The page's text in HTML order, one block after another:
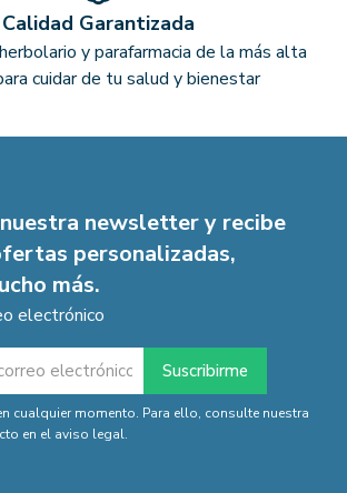
Calidad Garantizada
y parafarmacia de la más alta
cuidar de tu salud y bienestar
newsletter y recibe
personalizadas,
más.
electrónico
cualquier momento. Para ello, consulte nuestra
en el aviso legal.